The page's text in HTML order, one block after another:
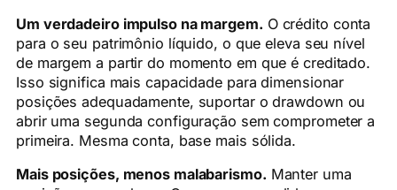
Um verdadeiro impulso na margem. O crédito conta
para o seu patrimônio líquido, o que eleva seu nível
de margem a partir do momento em que é creditado.
Isso significa mais capacidade para dimensionar
posições adequadamente, suportar o drawdown ou
abrir uma segunda configuração sem comprometer a
primeira. Mesma conta, base mais sólida.
Mais posições, menos malabarismo. Manter uma